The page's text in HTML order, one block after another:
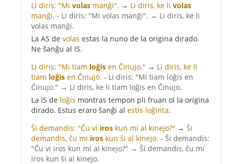
Li diris: "Mi volas manĝi". → Li diris, ke li volas
manĝi. - Li diris: "Mi volas manĝi". → Li diris, ke li
volas manĝi.
La AS de volas estas la nuno de la origina dirado.
Ne ŝanĝu al IS.
Li diris: "Mi tiam loĝis en Ĉinujo." → Li diris, ke li
tiam loĝis en Ĉinujo. - Li diris: "Mi tiam loĝis en
Ĉinujo." → Li diris, ke li tiam loĝis en Ĉinujo.
La IS de loĝis montras tempon pli fruan ol la origina
dirado. Estus eraro ŝanĝi al estis loĝinta.
Ŝi demandis: "Ĉu vi iros kun mi al kinejo?" → Ŝi
demandis, ĉu mi iros kun ŝi al kinejo. - Ŝi demandis:
"Ĉu vi iros kun mi al kinejo?" → Ŝi demandis, ĉu mi
iros kun ŝi al kinejo.